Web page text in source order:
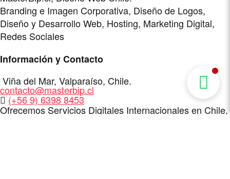
Branding e Imagen Corporativa, Diseño de Logos,
Diseño y Desarrollo Web, Hosting, Marketing Digital,
Redes Sociales
Información y Contacto
Dirección
Viña del Mar, Valparaíso, Chile.
E-
Mail
contacto@masterbip.cl
WhatsApp
(+56 9) 6398 8453
Ofrecemos Servicios Digitales Internacionales en Chile,